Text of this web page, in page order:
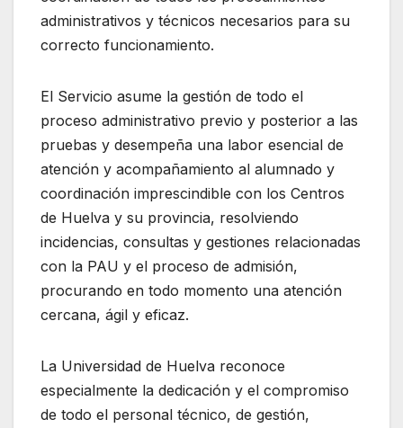
administrativos y técnicos necesarios para su
correcto funcionamiento.
El Servicio asume la gestión de todo el
proceso administrativo previo y posterior a las
pruebas y desempeña una labor esencial de
atención y acompañamiento al alumnado y
coordinación imprescindible con los Centros
de Huelva y su provincia, resolviendo
incidencias, consultas y gestiones relacionadas
con la PAU y el proceso de admisión,
procurando en todo momento una atención
cercana, ágil y eficaz.
La Universidad de Huelva reconoce
especialmente la dedicación y el compromiso
de todo el personal técnico, de gestión,